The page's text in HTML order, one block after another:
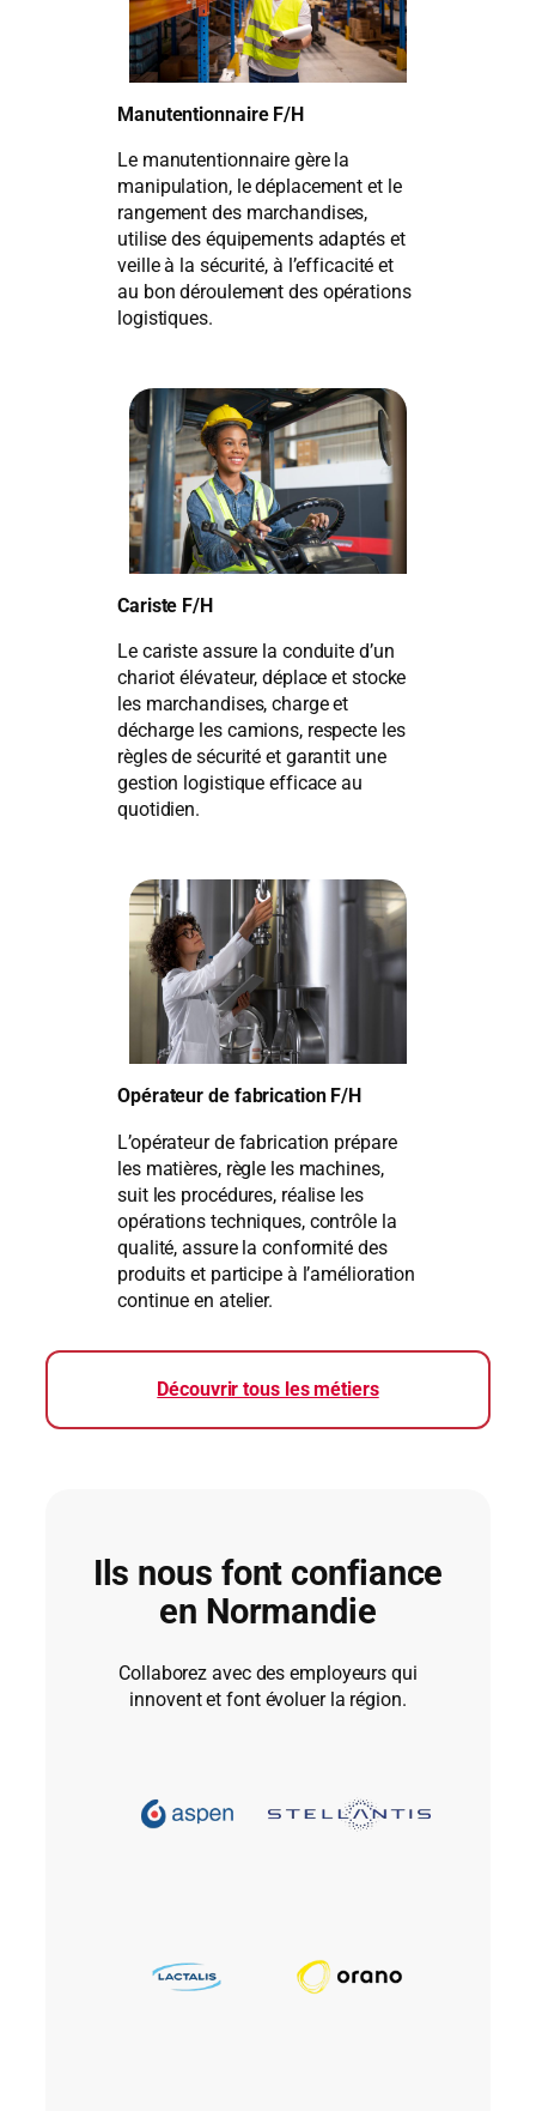
Manutentionnaire F/H
Le manutentionnaire gère la
manipulation, le déplacement et le
rangement des marchandises,
utilise des équipements adaptés et
veille à la sécurité, à l’efficacité et
au bon déroulement des opérations
logistiques.
Cariste F/H
Le cariste assure la conduite d’un
chariot élévateur, déplace et stocke
les marchandises, charge et
décharge les camions, respecte les
règles de sécurité et garantit une
gestion logistique efficace au
quotidien.
Opérateur de fabrication F/H
L’opérateur de fabrication prépare
les matières, règle les machines,
suit les procédures, réalise les
opérations techniques, contrôle la
qualité, assure la conformité des
produits et participe à l’amélioration
continue en atelier.
Découvrir tous les métiers
Ils nous font confiance
en Normandie
Collaborez avec des employeurs qui
innovent et font évoluer la région.